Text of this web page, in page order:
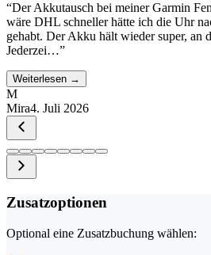
“Der Akkutausch bei meiner Garmin
wäre DHL schneller hätte ich die Uhr
gehabt. Der Akku hält wieder super, an
Jederzei…”
Weiterlesen →
M
Mira4. Juli 2026
Zusatzoptionen
Optional eine Zusatzbuchung wählen: